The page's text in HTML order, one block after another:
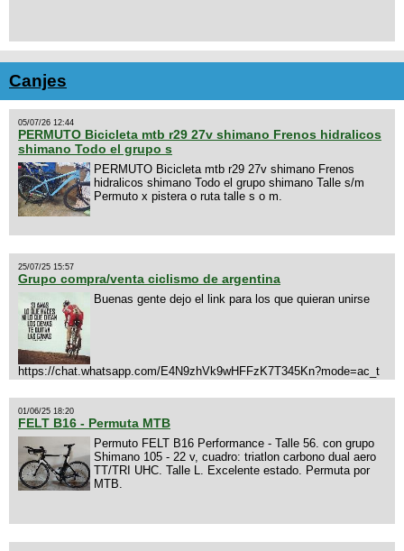
Canjes
05/07/26 12:44
PERMUTO Bicicleta mtb r29 27v shimano Frenos hidralicos
shimano Todo el grupo s
PERMUTO Bicicleta mtb r29 27v shimano Frenos
hidralicos shimano Todo el grupo shimano Talle s/m
Permuto x pistera o ruta talle s o m.
25/07/25 15:57
Grupo compra/venta ciclismo de argentina
Buenas gente dejo el link para los que quieran unirse
https://chat.whatsapp.com/E4N9zhVk9wHFFzK7T345Kn?mode=ac_t
01/06/25 18:20
FELT B16 - Permuta MTB
Permuto FELT B16 Performance - Talle 56. con grupo
Shimano 105 - 22 v, cuadro: triatlon carbono dual aero
TT/TRI UHC. Talle L. Excelente estado. Permuta por
MTB.